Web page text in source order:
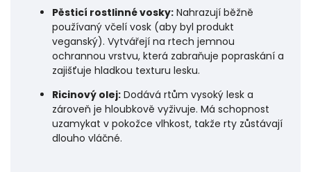
Pěsticí rostlinné vosky: Nahrazují běžně
používaný včelí vosk (aby byl produkt
veganský). Vytvářejí na rtech jemnou
ochrannou vrstvu, která zabraňuje popraskání a
zajišťuje hladkou texturu lesku.
Ricinový olej: Dodává rtům vysoký lesk a
zároveň je hloubkově vyživuje. Má schopnost
uzamykat v pokožce vlhkost, takže rty zůstávají
dlouho vláčné.